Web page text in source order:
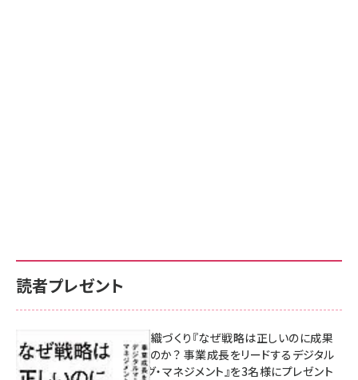
読者プレゼント
成果を生む組織づくり『なぜ戦略は正しいのに成果
があがらないのか？ 事業成長をリードするデジタル
マーケティング・マネジメント』を3名様にプレゼント